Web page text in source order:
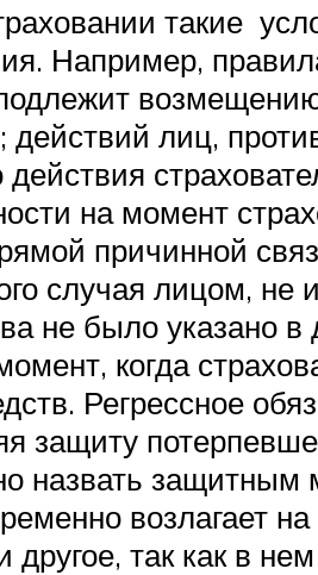
такие
Например,
подлежит
лиц,
на момент
причинной
случая лицом,
не было указано
когда
Регрессное
защиту
назвать защитным
возлагает
так как в